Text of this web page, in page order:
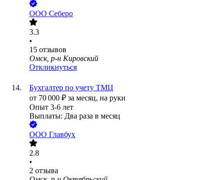
ООО Себеро
3.3
•
15 отзывов
Омск, р-н Кировский
Откликнуться
Бухгалтер по учету ТМЦ
от 70 000 ₽ за месяц, на руки
Опыт 3-6 лет
Выплаты: Два раза в месяц
ООО Главбух
2.8
•
2 отзыва